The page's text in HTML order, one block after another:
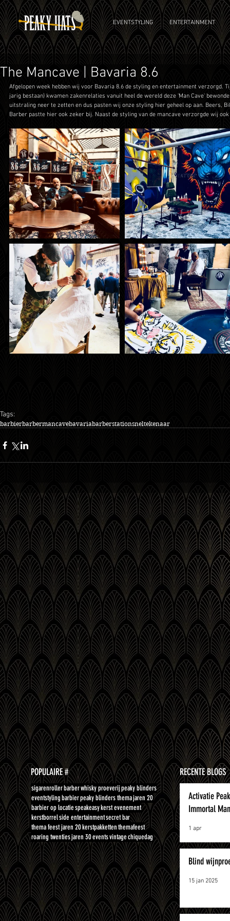
EVENTSTYLING ENTERTAINMENT
The Mancave | Bavaria 8.6
Afgelopen week hebben wij voor Bavaria 8.6 de styling en entertainment verzorgd.
jarig bestaan) kwamen zakenrelaties vanuit heel de wereld deze 'Man Cave'
uitstraling neer te zetten en dus pasten wij onze styling hier geheel op aan. Beers,
Barber pastte hier ook zeker bij. Naast de styling van de mancave verzorgde wij
Tags:
barbierbarbermancavebavariabarberstationsneltekenaar
POPULAIRE #
sigarenrollerbarberwhisky proeverijpeaky blinders
eventstylingbarbierpeaky blinders themajaren 20
barbier op locatiespeakeasykerst evenement
kerstborrelside entertainmentsecret bar
thema feest jaren 20kerstpakkettenthemafeest
roaring twentiesjaren 30eventsvintagechiquedag
RECENTE BLOGS
Activatie
Immortal
1 apr
Blind
15 jan 2025